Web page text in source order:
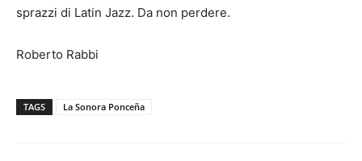
sprazzi di Latin Jazz. Da non perdere.
Roberto Rabbi
TAGS La Sonora Ponceña